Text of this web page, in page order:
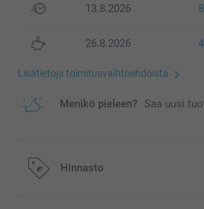
13.8.2026
26.8.2026
Lisätietoja toimitusvaihtoehdoista
Menikö pieleen? Saa uusi
Hinnasto